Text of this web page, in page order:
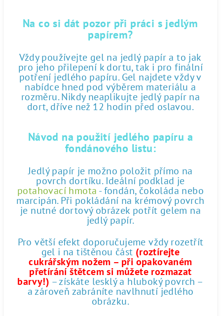
Na co si dát pozor při práci s jedlým
papírem?
Vždy používejte gel na jedlý papír a to jak
pro jeho přilepení k dortu, tak i pro finální
potření jedlého papíru. Gel najdete vždy v
nabídce hned pod výběrem materiálu a
rozměru. Nikdy neaplikujte jedlý papír na
dort, dříve než 12 hodin před oslavou.
Návod na použití jedlého papíru a
fondánového listu:
Jedlý papír je možno položit přímo na
povrch dortíku. Ideální podklad je
potahovací hmota - fondán, čokoláda nebo
marcipán. Při pokládání na krémový povrch
je nutné dortový obrázek potřít gelem na
jedlý papír.
Pro větší efekt doporučujeme vždy rozetřít
gel i na tištěnou část (roztírejte
cukrářským nožem – při opakovaném
přetírání štětcem si můžete rozmazat
barvy!) – získáte lesklý a hluboký povrch –
a zároveň zabráníte navlhnutí jedlého
obrázku.